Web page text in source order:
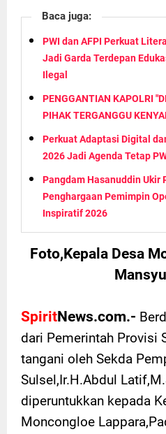
Baca juga:
PWI dan AFPI Perkuat
Jadi Garda Terdepan
Ilegal
PENGGANTIAN KAPOLRI
PIHAK TERGANGGU
Perkuat Adaptasi Digital
2026 Jadi Agenda Tetap
Pangdam Hasanuddin Ukir
Penghargaan Pemimpin
Inspiratif 2026
Foto,Kepala Desa
SpiritNews.com.-
dari Pemerintah Provisi
tangani oleh Sekda
Sulsel,Ir.H.Abdul
diperuntukkan kepada
Moncongloe